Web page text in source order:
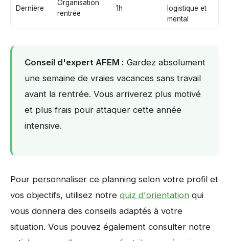
Dernière
Organisation
rentrée
1h
logistique et
mental
Conseil d'expert AFEM : Gardez absolument
une semaine de vraies vacances sans travail
avant la rentrée. Vous arriverez plus motivé
et plus frais pour attaquer cette année
intensive.
Pour personnaliser ce planning selon votre profil et
vos objectifs, utilisez notre quiz d'orientation qui
vous donnera des conseils adaptés à votre
situation. Vous pouvez également consulter notre